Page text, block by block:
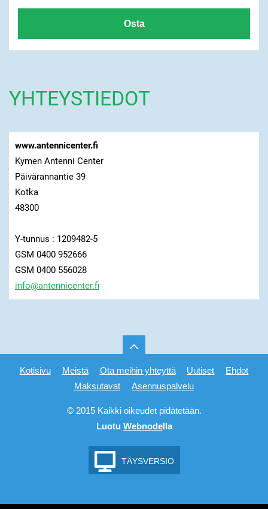
YHTEYSTIEDOT
www.antennicenter.fi
Kymen Antenni Center
Päivärannantie 39
Kotka
48300
Y-tunnus : 1209482-5
GSM 0400 952666
GSM 0400 556028
info@antennicenter.fi
Kotisivu Meistä Ota meihin yhteyttä Uutiset
Ehdot
Maksutavat
Asennuspalvelu
© 2015 Kaikki oikeudet pidätetään.
Luotu Webnodella
TÄYSVERSIO